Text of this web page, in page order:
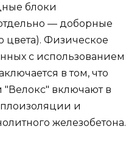
блоки
— доборные
цвета). Физическое
с использованием
в том, что
включают в
и
железобетона.